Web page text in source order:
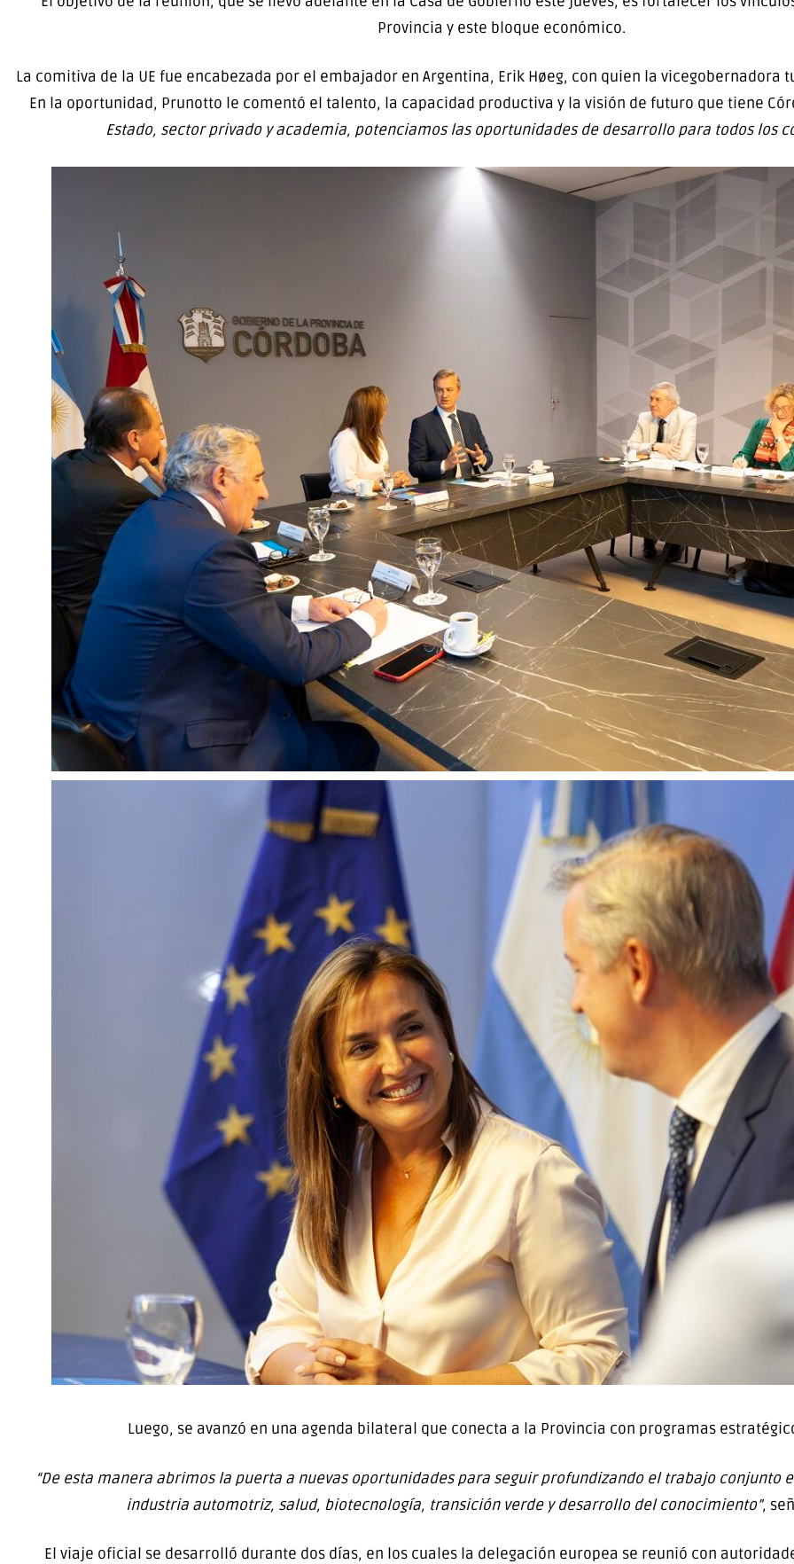
Provincia y este bloque económico.
La comitiva de la UE fue encabezada por el embajador en Argentina, Erik Høeg, con quien la vicegobernadora
En la oportunidad, Prunotto le comentó el talento, la capacidad productiva y la visión de futuro que tiene
Estado, sector privado y academia, potenciamos las oportunidades de desarrollo para todos los
Luego, se avanzó en una agenda bilateral que conecta a la Provincia con programas
“De esta manera abrimos la puerta a nuevas oportunidades para seguir profundizando el trabajo conjunto
industria automotriz, salud, biotecnología, transición verde y desarrollo del conocimiento”,
El viaje oficial se desarrolló durante dos días, en los cuales la delegación europea se reunió con